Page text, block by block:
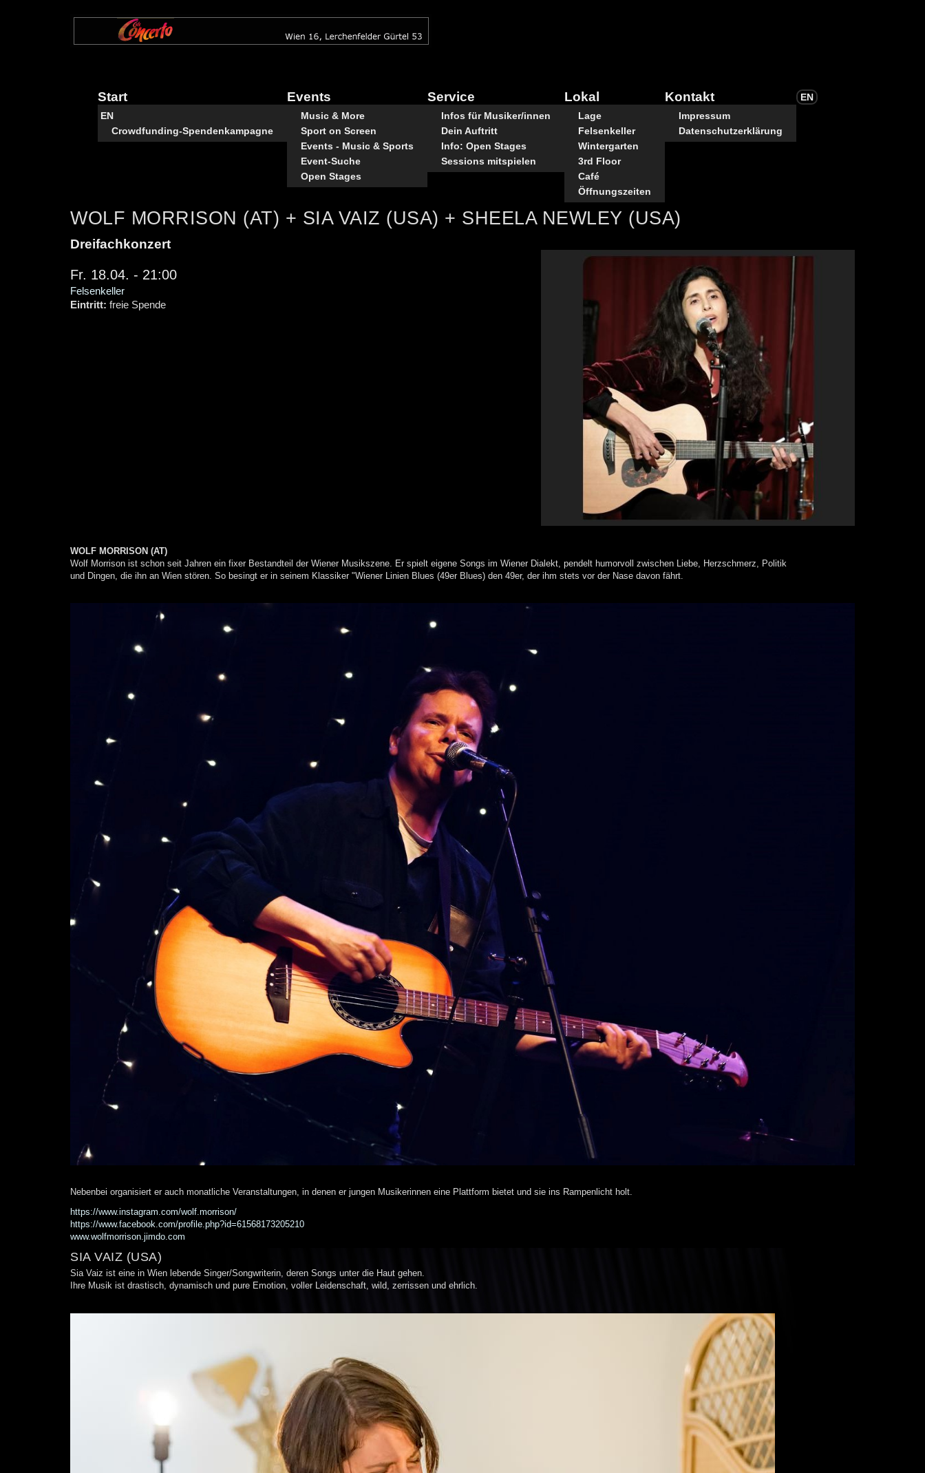
Start
EN
Crowdfunding-Spendenkampagne
Events
Music & More
Sport on Screen
Events - Music & Sports
Event-Suche
Open Stages
Service
Infos für Musiker/innen
Dein Auftritt
Info: Open Stages
Sessions mitspielen
Lokal
Lage
Felsenkeller
Wintergarten
3rd Floor
Café
Öffnungszeiten
Kontakt
Impressum
Datenschutzerklärung
EN
WOLF MORRISON (AT) + SIA VAIZ (USA) + SHEELA NEWLEY (USA)
Dreifachkonzert
Fr. 18.04. - 21:00
Felsenkeller
Eintritt: freie Spende
WOLF MORRISON (AT)
Wolf Morrison ist schon seit Jahren ein fixer Bestandteil der Wiener Musikszene. Er spielt eigene Songs im Wiener Dialekt, pendelt humorvoll zwischen Liebe, Herzschmerz, Politik
und Dingen, die ihn an Wien stören. So besingt er in seinem Klassiker "Wiener Linien Blues (49er Blues) den 49er, der ihm stets vor der Nase davon fährt.
Nebenbei organisiert er auch monatliche Veranstaltungen, in denen er jungen Musikerinnen eine Plattform bietet und sie ins Rampenlicht holt.
https://www.instagram.com/wolf.morrison/
https://www.facebook.com/profile.php?id=61568173205210
www.wolfmorrison.jimdo.com
SIA VAIZ (USA)
Sia Vaiz ist eine in Wien lebende Singer/Songwriterin, deren Songs unter die Haut gehen.
Ihre Musik ist drastisch, dynamisch und pure Emotion, voller Leidenschaft, wild, zerrissen und ehrlich.